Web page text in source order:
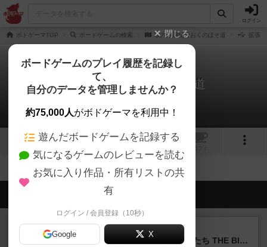
ログイン
ボドゲーマTOP ボードゲームの検索 双六俳諧紀行おくのほそ道 拡張
双六俳諧紀行おくのほそ道
拡張/関連作品 0件
14
会員の新しい投稿
レビュー
アグリコラ：牧場の動物たち THE BIG BOX
閉じる
ボードゲームのプレイ履歴を記録し
て、
自分のデータを管理しませんか？
約75,000人がボドゲーマを利用中！
遊んだボードゲームを記録する
気になるゲームのレビューを読む
お気に入り作品・所有リストの共
有
ログイン / 会員登録（10秒）
Google X